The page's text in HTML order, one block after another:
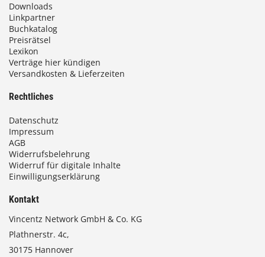
Downloads
Linkpartner
Buchkatalog
Preisrätsel
Lexikon
Verträge hier kündigen
Versandkosten & Lieferzeiten
Rechtliches
Datenschutz
Impressum
AGB
Widerrufsbelehrung
Widerruf für digitale Inhalte
Einwilligungserklärung
Kontakt
Vincentz Network GmbH & Co. KG
Plathnerstr. 4c,
30175 Hannover